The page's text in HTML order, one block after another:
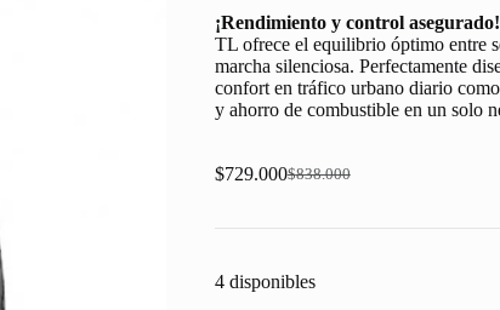
¡Rendimiento y control asegurado!
TL ofrece el equilibrio óptimo entre
marcha silenciosa. Perfectamente
confort en tráfico urbano diario
y ahorro de combustible en un solo
$838.000
Original
was:
$729.000Current
is:
4 disponibles